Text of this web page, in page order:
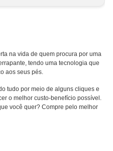
na vida de quem procura por uma
tendo uma tecnologia que
aos seus pés.
tudo por meio de alguns cliques e
o melhor custo-benefício possível.
você quer? Compre pelo melhor